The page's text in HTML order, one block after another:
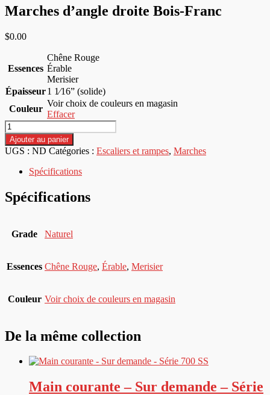
Marches d’angle droite Bois-Franc
$0.00
Essences
Chêne Rouge
Érable
Merisier
Épaisseur1 1⁄16” (solide)
Couleur
Voir choix de couleurs en magasin
Effacer
quantité
de
Marches
d'angle
droite
Franc
Ajouter au panier
UGS : ND Catégories : Escaliers et rampes, Marches
Spécifications
Spécifications
Grade Naturel
Essences Chêne Rouge, Érable, Merisier
Couleur Voir choix de couleurs en magasin
De la même collection
Main courante – Sur demande – Série